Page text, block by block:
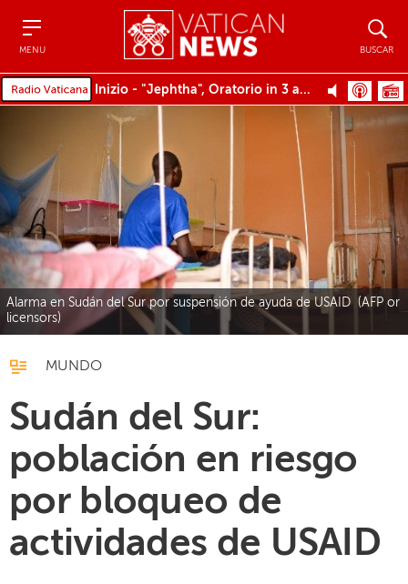
MENU BUSCAR
Inizio - "Jephtha", Oratorio in 3 atti, HWV 70, su testi di Thomas Morell, per soli, coro e orchestra
Alarma en Sudán del Sur por suspensión de ayuda de USAID (AFP or
licensors)
MUNDO
Sudán del Sur:
población en riesgo
por bloqueo de
actividades de USAID